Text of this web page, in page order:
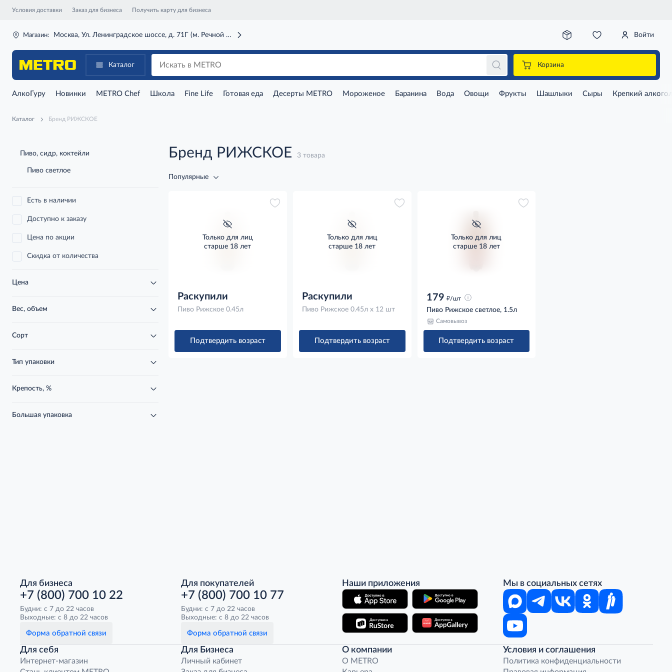
Условия доставки Заказ для бизнеса Получить карту для бизнеса
Магазин: Москва, Ул. Ленинградское шоссе, д. 71Г (м. Речной вокзал) Войти
Каталог Корзина
АлкоГуру Новинки METRO Chef Школа Fine Life Готовая еда Десерты METRO Мороженое Баранина Вода Овощи Фрукты Шашлыки Сыры Крепкий
Каталог Бренд РИЖСКОЕ
Пиво, сидр, коктейли
Пиво светлое
Есть в наличии
Доступно к заказу
Цена по акции
Скидка от количества
Цена
Вес, объем
Сорт
Тип упаковки
Крепость, %
Большая упаковка
Бренд РИЖСКОЕ 3 товара
Популярные
Только для лиц
старше 18 лет
Раскупили
Пиво Рижское 0.45л
Подтвердить возраст
Только для лиц
старше 18 лет
Раскупили
Пиво Рижское 0.45л x 12 шт
Подтвердить возраст
Только для лиц
старше 18 лет
179 д/шт
Пиво Рижское светлое, 1.5л
Самовывоз
Подтвердить возраст
Для бизнеса
+7 (800) 700 10 22
Будни: с 7 до 22 часов
Выходные: с 8 до 22 часов
Форма обратной связи
Для покупателей
+7 (800) 700 10 77
Будни: с 7 до 22 часов
Выходные: с 8 до 22 часов
Форма обратной связи
Наши приложения Мы в социальных сетях
Для себя
Интернет-магазин
Для Бизнеса
Личный кабинет
О компании
O METRO
Условия и соглашения
Политика конфиденциальности